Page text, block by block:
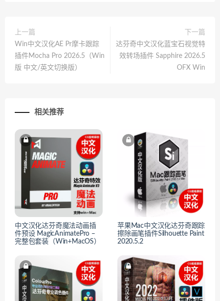
上一篇
Win中文汉化AE Pr摩卡跟踪
插件Mocha Pro 2026.5（Win
版 中文/英文切换版）
下一篇
达芬奇中文汉化蓝宝石视觉特
效转场插件 Sapphire 2026.5
OFX Win
相关推荐
中文汉化达芬奇魔法动画插
件预设 MagicAnimatePro –
完整包套装（Win+MacOS）
苹果Mac中文汉化达芬奇跟踪
擦除画笔插件Silhouette Paint
2020.5.2